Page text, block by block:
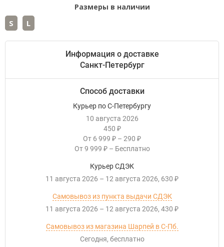
Размеры в наличии
S L
Информация о доставке
Санкт-Петербург
Способ доставки
Курьер по С-Петербургу
10 августа 2026
450 ₽
От 6 999 ₽ – 290 ₽
От 9 999 ₽ – Бесплатно
Курьер СДЭК
11 августа 2026 – 12 августа 2026 630 ₽
Самовывоз из пункта выдачи СДЭК
11 августа 2026 – 12 августа 2026 430 ₽
Самовывоз из магазина Шарпей в С-Пб.
Сегодня
Бесплатно